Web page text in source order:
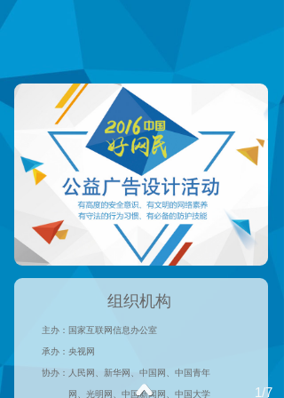
1/7
组织机构
主办：国家互联网信息办公室
承办：央视网
协办：人民网、新华网、中国网、中国青年
网、光明网、中国新闻网、中国大学